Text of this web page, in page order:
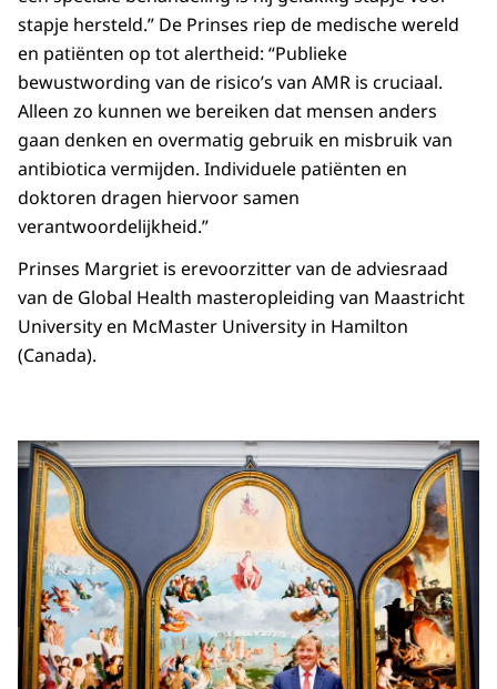
stapje hersteld.” De Prinses riep de medische wereld
en patiënten op tot alertheid: “Publieke
bewustwording van de risico’s van AMR is cruciaal.
Alleen zo kunnen we bereiken dat mensen anders
gaan denken en overmatig gebruik en misbruik van
antibiotica vermijden. Individuele patiënten en
doktoren dragen hiervoor samen
verantwoordelijkheid.”
Prinses Margriet is erevoorzitter van de adviesraad
van de Global Health masteropleiding van Maastricht
University en McMaster University in Hamilton
(Canada).